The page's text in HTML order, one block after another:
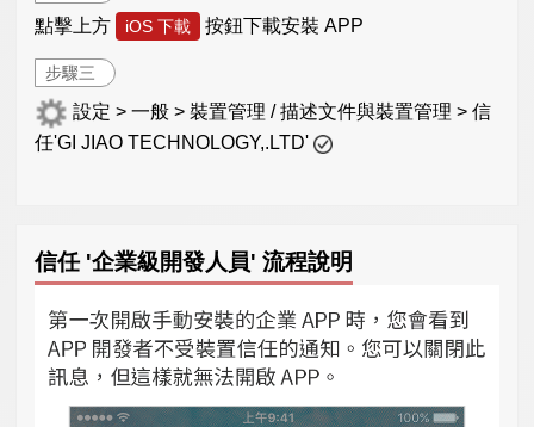
點擊上方 iOS 下載 按鈕下載安裝 APP
步驟三
設定 > 一般 > 裝置管理 / 描述文件與裝置管理 > 信
任'GI JIAO TECHNOLOGY,.LTD'
信任 '企業級開發人員' 流程說明